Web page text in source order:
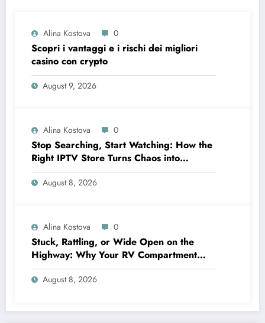
Alina Kostova 0
Scopri i vantaggi e i rischi dei migliori
casino con crypto
August 9, 2026
Alina Kostova 0
Stop Searching, Start Watching: How the
Right IPTV Store Turns Chaos into
Crystal‑Clear Entertainment
August 8, 2026
Alina Kostova 0
Stuck, Rattling, or Wide Open on the
Highway: Why Your RV Compartment
Door Latch Is the Small Part That Protects
Everything You Pack
August 8, 2026